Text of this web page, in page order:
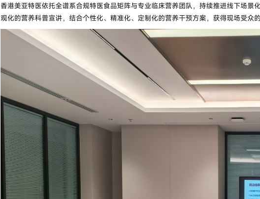
香港美亚特医依托全谱系合规特医食品矩阵与专业临床营养团队，持续推进线下场景
观化的营养科普宣讲，结合个性化、精准化、定制化的营养干预方案，获得现场受众的